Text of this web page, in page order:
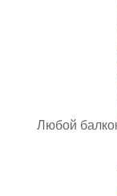
Любой